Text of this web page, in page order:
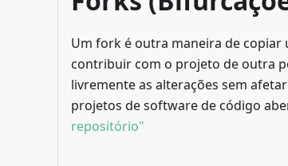
Um fork é outra maneira de copiar
contribuir com o projeto de outra
livremente as alterações sem
projetos de software de código
repositório"